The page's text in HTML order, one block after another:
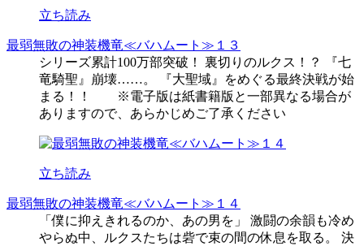
立ち読み
最弱無敗の神装機竜≪バハムート≫１３
シリーズ累計100万部突破！ 裏切りのルクス！？ 『七
竜騎聖』崩壊……。 『大聖域』をめぐる最終決戦が始
まる！！ ※電子版は紙書籍版と一部異なる場合が
ありますので、あらかじめご了承ください
立ち読み
最弱無敗の神装機竜≪バハムート≫１４
「僕に抑えきれるのか、あの男を」 激闘の余韻も冷め
やらぬ中、ルクスたちは砦で束の間の休息を取る。 決